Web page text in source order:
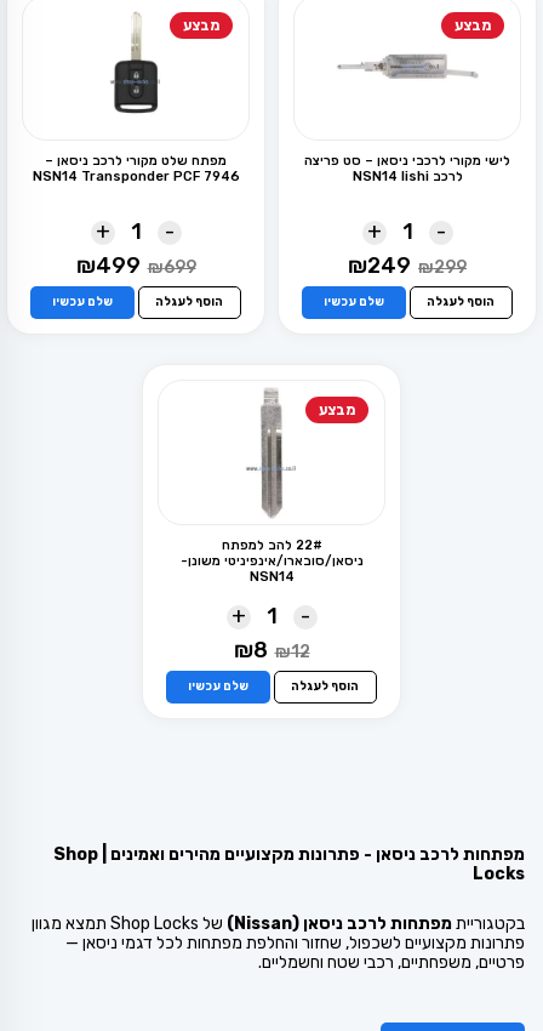
מבצע
לישי מקורי לרכבי ניסאן – סט פריצה
לרכב NSN14 lishi
-
+
₪299
המחיר
₪299.
₪249
הוא:
₪249.
הוסף לעגלה שלם עכשיו
מבצע
מפתח שלט מקורי לרכב ניסאן –
NSN14 Transponder PCF 7946
-
+
₪699
המחיר
₪699.
₪499
הוא:
₪499.
הוסף לעגלה שלם עכשיו
מבצע
22# להב למפתח
ניסאן/סובארו/אינפיניטי משונן-
NSN14
-
+
₪12
המחיר
היה:
₪12.
₪8
הוא:
₪8.
הוסף לעגלה שלם עכשיו
מפתחות לרכב ניסאן - פתרונות מקצועיים מהירים ואמינים | Shop
Locks
בקטגורייתמפתחות לרכב ניסאן (Nissan)
של Shop Locks תמצא מגוון
פתרונות מקצועיים לשכפול, שחזור והחלפת מפתחות לכל דגמי ניסאן —
פרטיים, משפחתיים, רכבי שטח וחשמליים.